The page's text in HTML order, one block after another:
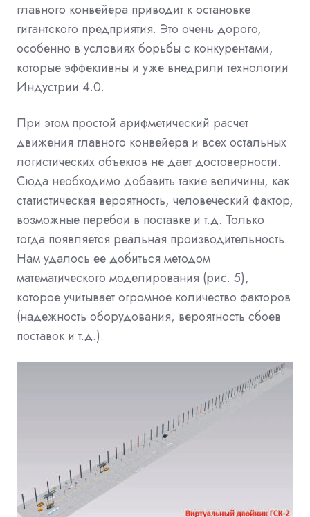
главного конвейера приводит к остановке
гигантского предприятия. Это очень дорого,
особенно в условиях борьбы с конкурентами,
которые эффективны и уже внедрили технологии
Индустрии 4.0.
При этом простой арифметический расчет
движения главного конвейера и всех остальных
логистических объектов не дает достоверности.
Сюда необходимо добавить такие величины, как
статистическая вероятность, человеческий фактор,
возможные перебои в поставке и т.д. Только
тогда появляется реальная производительность.
Нам удалось ее добиться методом
математического моделирования (рис. 5),
которое учитывает огромное количество факторов
(надежность оборудования, вероятность сбоев
поставок и т.д.).